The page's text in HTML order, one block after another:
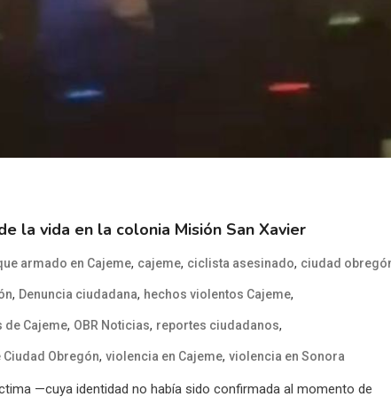
la vida en la colonia Misión San Xavier
armado en Cajeme, cajeme, ciclista asesinado, ciudad
, Denuncia ciudadana, hechos violentos Cajeme,
de Cajeme, OBR Noticias, reportes ciudadanos,
Ciudad Obregón, violencia en Cajeme, violencia en Sonora
—cuya identidad no había sido confirmada al momento de